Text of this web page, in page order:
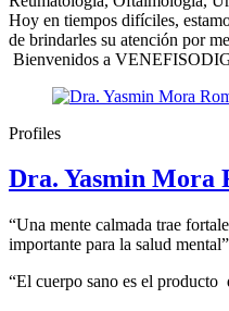
Hoy en tiempos difíciles,
de brindarles su atención por
Bienvenidos a
Profiles
Dra. Yasmin Mora
“Una mente calmada trae
importante para la salud
“El cuerpo sano es el producto